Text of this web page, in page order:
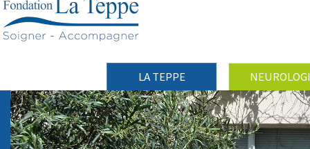
LA TEPPE